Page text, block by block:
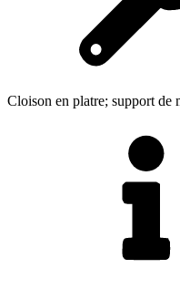
Cloison en platre; support de